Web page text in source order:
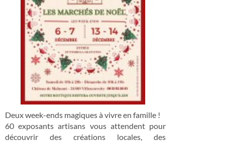
Deux week-ends magiques à vivre en famille !
60 exposants artisans vous attendent pour
découvrir des créations locales, des